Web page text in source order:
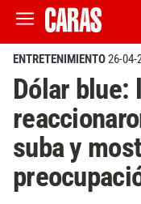
ENTRETENIMIENTO26-04-
Dólar blue:
suba y